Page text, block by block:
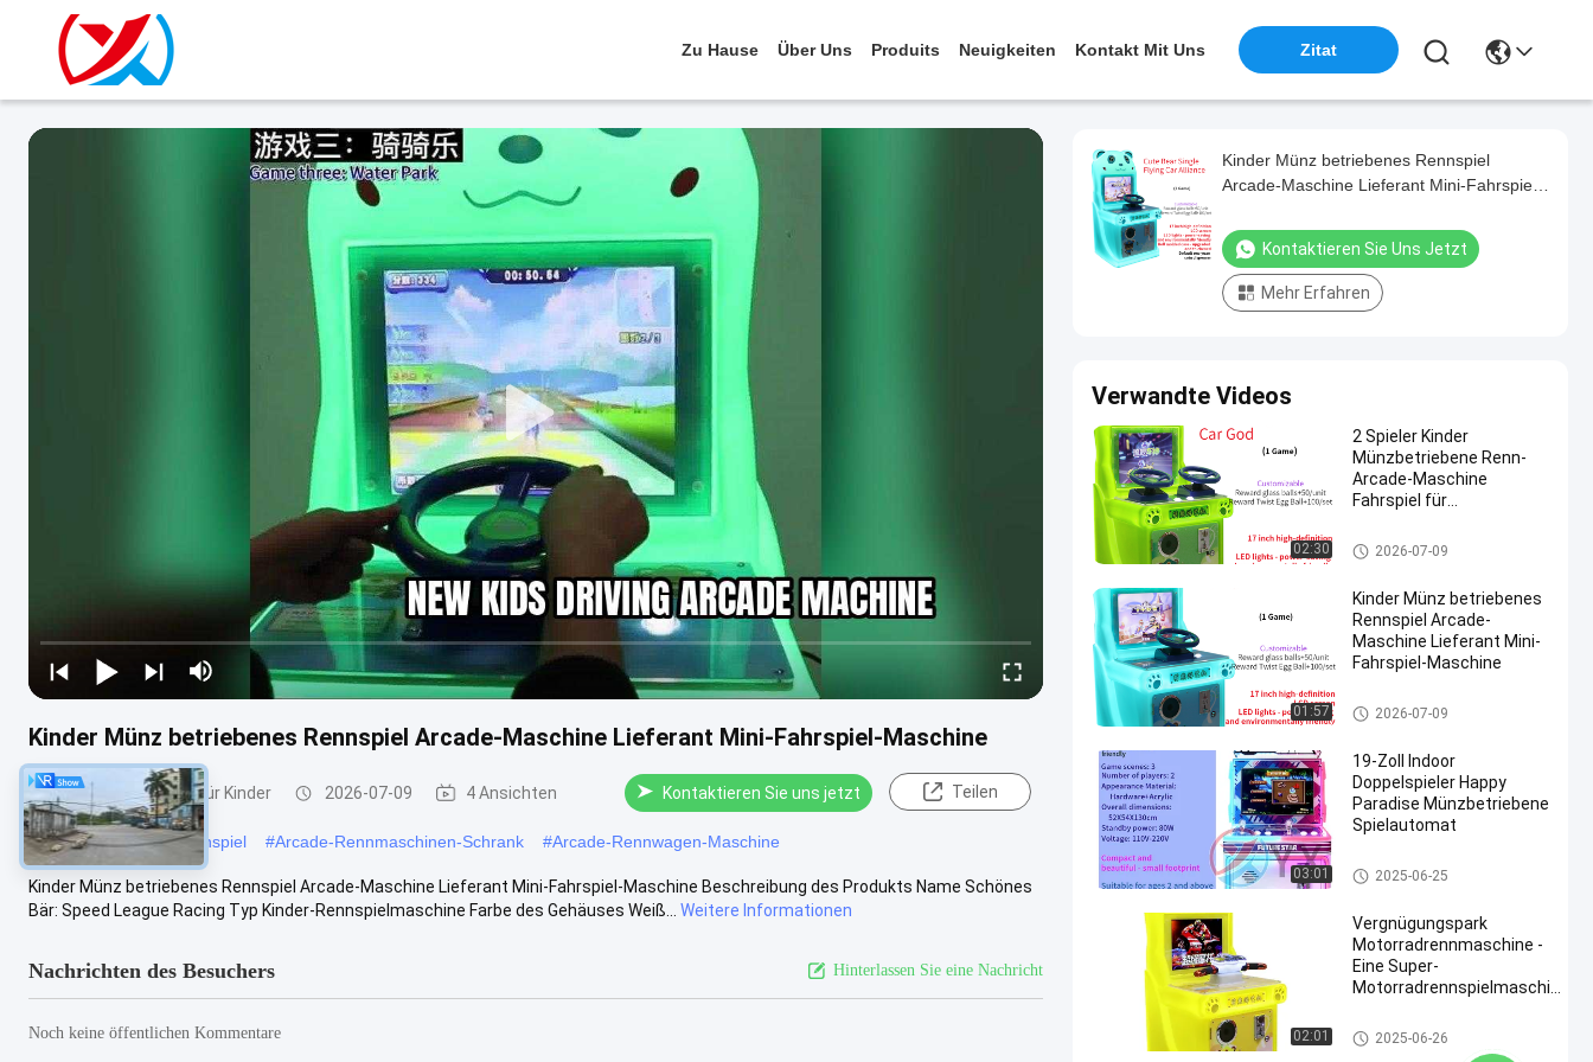
Zu Hause Über Uns Produits Neuigkeiten Kontakt Mit Uns Zitat
Kinder Münz betriebenes Rennspiel Arcade-Maschine Lieferant Mini-Fahrspiel-Maschine
Rennspielautomat für Kinder 2026-07-09 4 Ansichten Kontaktieren Sie uns jetzt Teilen
#Arcade-Motorrad-Rennspiel #Arcade-Rennmaschinen-Schrank #Arcade-Rennwagen-Maschine
Kinder Münz betriebenes Rennspiel Arcade-Maschine Lieferant Mini-Fahrspiel-Maschine Beschreibung des Produkts Name Schönes
Bär: Speed League Racing Typ Kinder-Rennspielmaschine Farbe des Gehäuses Weiß...
Weitere Informationen
Nachrichten des Besuchers Hinterlassen Sie eine Nachricht
Noch keine öffentlichen Kommentare
Kinder Münz betriebenes Rennspiel
Arcade-Maschine Lieferant Mini-Fahrspiel-
Kontaktieren Sie Uns Jetzt
Mehr Erfahren
Verwandte Videos
02:30
2 Spieler Kinder
Münzbetriebene Renn-
Arcade-Maschine
Fahrspiel für
Rennspielautomat für Kinder
2026-07-09
01:57
Kinder Münz betriebenes
Rennspiel Arcade-
Maschine Lieferant Mini-
Fahrspiel-Maschine
Rennspielautomat für Kinder
2026-07-09
03:01
19-Zoll Indoor
Doppelspieler Happy
Paradise Münzbetriebene
Spielautomat
Rennspielautomat für Kinder
2025-06-25
02:01
Vergnügungspark
Motorradrennmaschine -
Eine Super-
Motorradrennspielmaschine
Rennspielautomat für Kinder
2025-06-26